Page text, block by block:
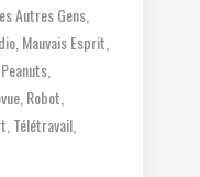
Autres Gens
Mauvais Esprit
Peanuts
Robot
Télétravail